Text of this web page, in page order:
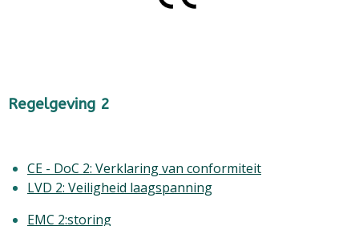
Regelgeving 2
CE - DoC 2: Verklaring van conformiteit
LVD 2: Veiligheid laagspanning
EMC 2:storing